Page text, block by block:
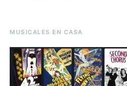
MUSICALES EN CASA